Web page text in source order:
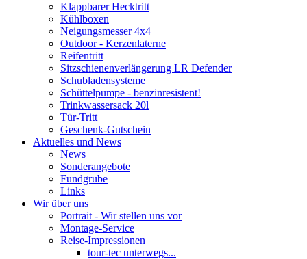
Klappbarer Hecktritt
Kühlboxen
Neigungsmesser 4x4
Outdoor - Kerzenlaterne
Reifentritt
Sitzschienenverlängerung LR Defender
Schubladensysteme
Schüttelpumpe - benzinresistent!
Trinkwassersack 20l
Tür-Tritt
Geschenk-Gutschein
Aktuelles und News
News
Sonderangebote
Fundgrube
Links
Wir über uns
Portrait - Wir stellen uns vor
Montage-Service
Reise-Impressionen
tour-tec unterwegs...